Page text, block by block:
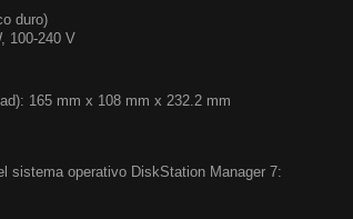
duro)
100-240 V
165 mm x 108 mm x 232.2 mm
sistema operativo DiskStation Manager 7: